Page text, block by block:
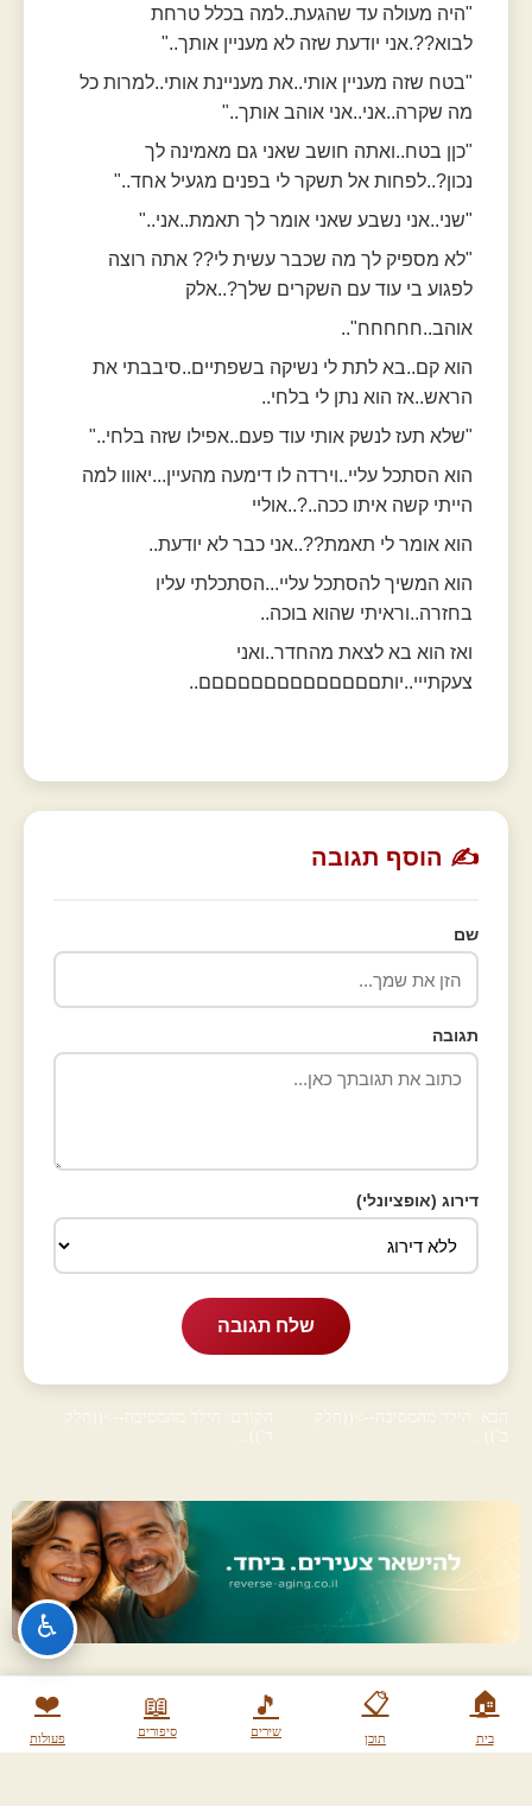
"היה מעולה עד שהגעת..למה בכלל טרחת
לבוא??.אני יודעת שזה לא מעניין אותך.."
"בטח שזה מעניין אותי..את מעניינת אותי..למרות כל
מה שקרה..אני..אני אוהב אותך.."
"כןן בטח..ואתה חושב שאני גם מאמינה לך
נכון?..לפחות אל תשקר לי בפנים מגעיל אחד.."
"שני..אני נשבע שאני אומר לך תאמת..אני.."
"לא מספיק לך מה שכבר עשית לי?? אתה רוצה
לפגוע בי עוד עם השקרים שלך?..אלק
אוהב..חחחחח"..
הוא קם..בא לתת לי נשיקה בשפתיים..סיבבתי את
הראש..אז הוא נתן לי בלחי..
"שלא תעז לנשק אותי עוד פעם..אפילו שזה בלחי.."
הוא הסתכל עליי..וירדה לו דימעה מהעיין...יאווו למה
הייתי קשה איתו ככה..?..אוליי
הוא אומר לי תאמת??..אני כבר לא יודעת..
הוא המשיך להסתכל עליי...הסתכלתי עליו
בחזרה..וראיתי שהוא בוכה..
ואז הוא בא לצאת מהחדר..ואני
צעקתייי..יותםםםםםםםםםםםםםם..
✍️ הוסף תגובה
שם
תגובה
דירוג (אופציונלי)
שלח תגובה
הבא: הילד מהמסיבה-->((חלק
ב'))...
הקודם: הילד מהמסיבה-->((חלק
ד'))...
🏠
בית
📋
תוכן
🎵
שירים
📖
סיפורים
❤️
פעולות
♿